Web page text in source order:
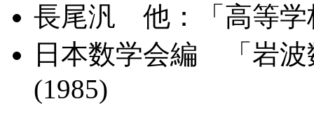
長尾汎 他：「高等
日本数学会編 「岩
(1985)